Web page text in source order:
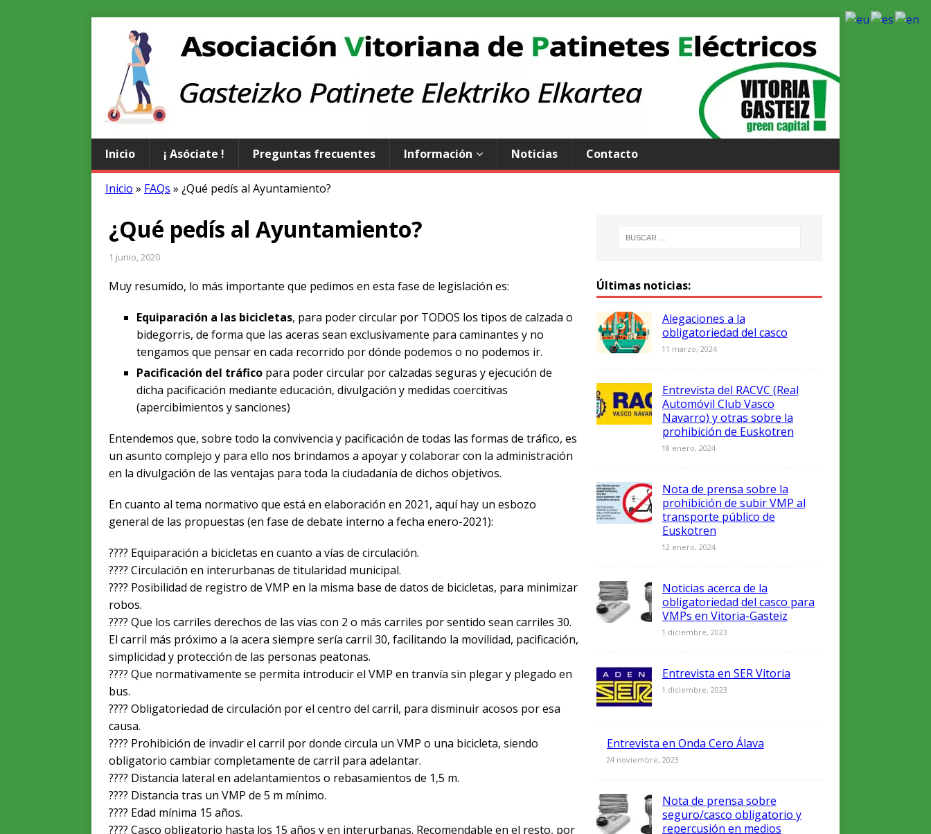
Inicio ¡ Asóciate ! Preguntas frecuentes Información Noticias Contacto
Inicio » FAQs » ¿Qué pedís al Ayuntamiento?
¿Qué pedís al Ayuntamiento?
1 junio, 2020
Muy resumido, lo más importante que pedimos en esta fase de legislación es:
Equiparación a las bicicletas, para poder circular por TODOS los tipos de calzada o
bidegorris, de forma que las aceras sean exclusivamente para caminantes y no
tengamos que pensar en cada recorrido por dónde podemos o no podemos ir.
Pacificación del tráfico para poder circular por calzadas seguras y ejecución de
dicha pacificación mediante educación, divulgación y medidas coercitivas
(apercibimientos y sanciones)
Entendemos que, sobre todo la convivencia y pacificación de todas las formas de tráfico, es
un asunto complejo y para ello nos brindamos a apoyar y colaborar con la administración
en la divulgación de las ventajas para toda la ciudadanía de dichos objetivos.
En cuanto al tema normativo que está en elaboración en 2021, aquí hay un esbozo
general de las propuestas (en fase de debate interno a fecha enero-2021):
???? Equiparación a bicicletas en cuanto a vías de circulación.
???? Circulación en interurbanas de titularidad municipal.
???? Posibilidad de registro de VMP en la misma base de datos de bicicletas, para minimizar
robos.
???? Que los carriles derechos de las vías con 2 o más carriles por sentido sean carriles 30.
El carril más próximo a la acera siempre sería carril 30, facilitando la movilidad, pacificación,
simplicidad y protección de las personas peatonas.
???? Que normativamente se permita introducir el VMP en tranvía sin plegar y plegado en
bus.
???? Obligatoriedad de circulación por el centro del carril, para disminuir acosos por esa
causa.
???? Prohibición de invadir el carril por donde circula un VMP o una bicicleta, siendo
obligatorio cambiar completamente de carril para adelantar.
???? Distancia lateral en adelantamientos o rebasamientos de 1,5 m.
???? Distancia tras un VMP de 5 m mínimo.
???? Edad mínima 15 años.
???? Casco obligatorio hasta los 15 años y en interurbanas. Recomendable en el resto, por
Últimas noticias:
Alegaciones a la
obligatoriedad del casco
11 marzo, 2024
0
Entrevista del RACVC (Real
Automóvil Club Vasco
Navarro) y otras sobre la
prohibición de Euskotren
18 enero, 2024
Nota de prensa sobre la
prohibición de subir VMP al
transporte público de
Euskotren
12 enero, 2024
Noticias acerca de la
obligatoriedad del casco para
VMPs en Vitoria-Gasteiz
1 diciembre, 2023
Entrevista en SER Vitoria
1 diciembre, 2023
0
Entrevista en Onda Cero Álava
24 noviembre, 2023
Nota de prensa sobre
seguro/casco obligatorio y
repercusión en medios